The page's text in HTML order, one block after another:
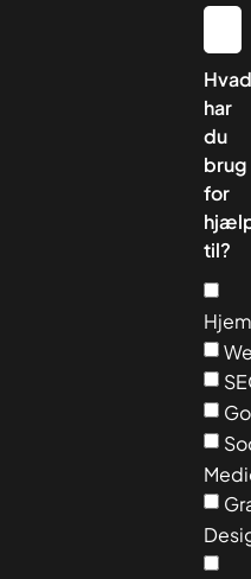
Hvad
har
du
brug
for
til?